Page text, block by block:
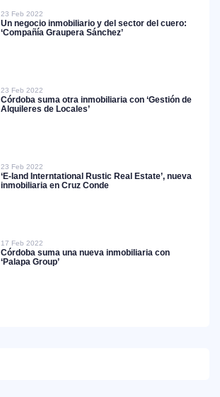
23 Feb 2022
Un negocio inmobiliario y del sector del cuero:
‘Compañía Graupera Sánchez’
23 Feb 2022
Córdoba suma otra inmobiliaria con ‘Gestión de
Alquileres de Locales’
23 Feb 2022
‘E-land Interntational Rustic Real Estate’, nueva
inmobiliaria en Cruz Conde
17 Feb 2022
Córdoba suma una nueva inmobiliaria con
‘Palapa Group’